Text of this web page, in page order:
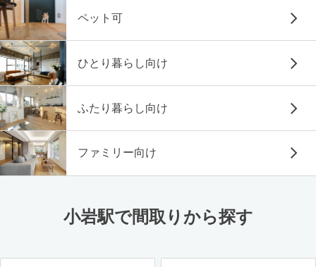
ペット可
ひとり暮らし向け
ふたり暮らし向け
ファミリー向け
小岩駅で間取りから探す